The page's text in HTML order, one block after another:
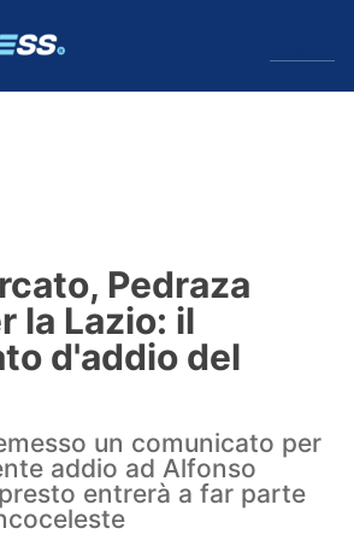
Pedraza
la Lazio: il
d'addio del
un comunicato per
addio ad Alfonso
entrerà a far parte